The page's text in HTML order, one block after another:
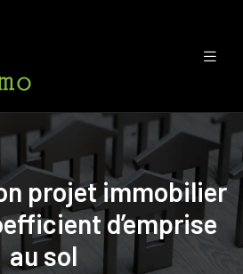
projet immobilier
d’emprise
au sol